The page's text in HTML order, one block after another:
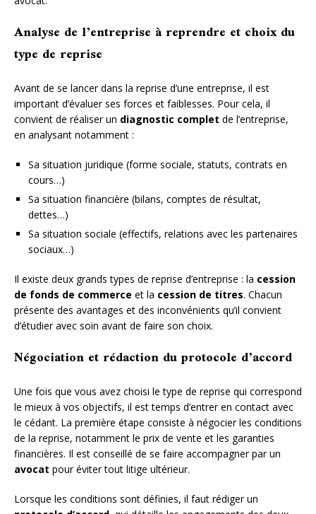
Analyse de l’entreprise à reprendre et choix du
type de reprise
Avant de se lancer dans la reprise d’une entreprise, il est
important d’évaluer ses forces et faiblesses. Pour cela, il
convient de réaliser un diagnostic complet de l’entreprise,
en analysant notamment :
Sa situation juridique (forme sociale, statuts, contrats en
cours…)
Sa situation financière (bilans, comptes de résultat,
dettes…)
Sa situation sociale (effectifs, relations avec les partenaires
sociaux…)
Il existe deux grands types de reprise d’entreprise : la cession
de fonds de commerce et la cession de titres. Chacun
présente des avantages et des inconvénients qu’il convient
d’étudier avec soin avant de faire son choix.
Négociation et rédaction du protocole d’accord
Une fois que vous avez choisi le type de reprise qui correspond
le mieux à vos objectifs, il est temps d’entrer en contact avec
le cédant. La première étape consiste à négocier les conditions
de la reprise, notamment le prix de vente et les garanties
financières. Il est conseillé de se faire accompagner par un
avocat pour éviter tout litige ultérieur.
Lorsque les conditions sont définies, il faut rédiger un